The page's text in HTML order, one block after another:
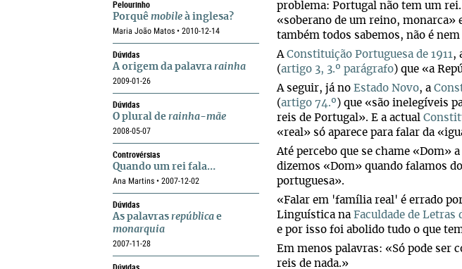
Pelourinho
Porquê mobile à inglesa?
Maria João Matos • 2010-12-14
Dúvidas
A origem da palavra rainha
2009-01-26
Dúvidas
O plural de rainha-mãe
2008-05-07
Controvérsias
Quando um rei fala…
Ana Martins • 2007-12-02
Dúvidas
As palavras república e
monarquia
2007-11-28
problema: Portugal não tem um rei.
«soberano de um reino,
também todos sabemos, não é
A Constituição Portuguesa de 1911,
(artigo 3, 3.º parágrafo) que «a
A seguir, já no Estado Novo, a
(artigo 74.º ) que «são inelegíveis
reis de Portugal». E a actual
«real» só aparece para falar da
Até percebo que se chame «Dom»
dizemos «Dom» quando falamos
portuguesa».
«Falar em 'família real' é errado
Linguística na Faculdade de Letras
e por isso foi abolido tudo o que
Em menos palavras: «Só pode ser
reis de nada.»